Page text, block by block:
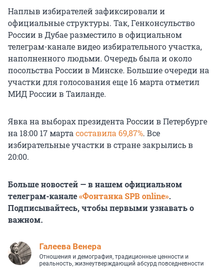
Наплыв избирателей зафиксировали и
официальные структуры. Так, Генконсульство
России в Дубае разместило в официальном
телеграм-канале видео избирательного участка,
наполненного людьми. Очередь была и около
посольства России в Минске. Большие очереди на
участки для голосования еще 16 марта отметил
МИД России в Таиланде.
Явка на выборах президента России в Петербурге
на 18:00 17 марта составила 69,87%. Все
избирательные участки в стране закрылись в
20:00.
Больше новостей — в нашем официальном
телеграм-канале«Фонтанка SPB online».
Подписывайтесь, чтобы первыми узнавать о
важном.
Галеева Венера
Отношения и демография, традиционные ценности и
реальность, жизнеутверждающий абсурд повседневности